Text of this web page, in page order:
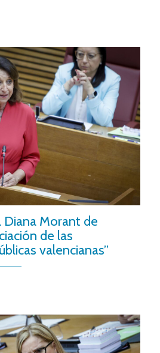
Diana Morant de
de las
valencianas”